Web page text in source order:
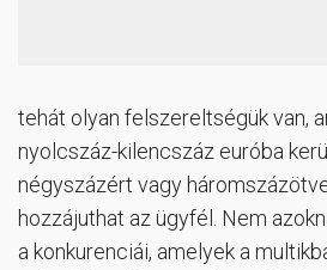
tehát olyan felszereltségük van,
nyolcszáz-kilencszáz euróba
négyszázért vagy
hozzájuthat az ügyfél. Nem
a konkurenciái, amelyek a